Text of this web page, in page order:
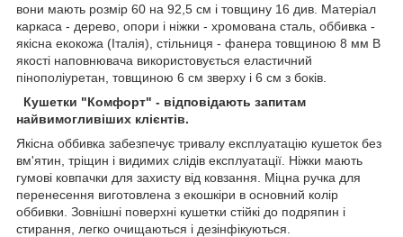
вони мають розмір 60 на 92,5 см і товщину 16 див. Матеріал
каркаса - дерево, опори і ніжки - хромована сталь, оббивка -
якісна екокожа (Італія), стільниця - фанера товщиною 8 мм В
якості наповнювача використовується еластичний
пінополіуретан, товщиною 6 см зверху і 6 см з боків.
Кушетки "Комфорт" - відповідають запитам
найвимогливіших клієнтів.
Якісна оббивка забезпечує тривалу експлуатацію кушеток без
вм'ятин, тріщин і видимих слідів експлуатації. Ніжки мають
гумові ковпачки для захисту від ковзання. Міцна ручка для
перенесення виготовлена з екошкіри в основний колір
оббивки. Зовнішні поверхні кушетки стійкі до подряпин і
стирання, легко очищаються і дезінфікуються.